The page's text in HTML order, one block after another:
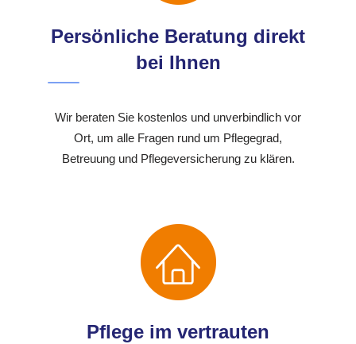
Persönliche Beratung direkt
bei Ihnen
Wir beraten Sie kostenlos und unverbindlich vor
Ort, um alle Fragen rund um Pflegegrad,
Betreuung und Pflegeversicherung zu klären.
Pflege im vertrauten